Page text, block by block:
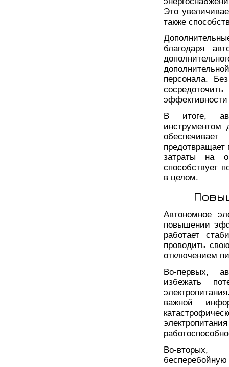
Это
также
благодаря
персонала.
В итоге,
предотвращает
затраты на
способствует
в целом.
Автономное
повышении
работает
проводить
отключением
Во-первых,
избежать
важной
Во-вторых,